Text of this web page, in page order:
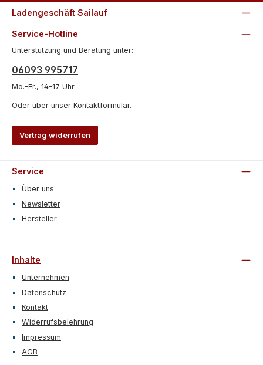
Service-Hotline
Unterstützung und Beratung unter:
06093 995717
Mo.-Fr., 14-17 Uhr
Oder über unser Kontaktformular.
Vertrag widerrufen
Ladengeschäft Sailauf
Service
Über uns
Newsletter
Hersteller
Inhalte
Unternehmen
Datenschutz
Kontakt
Widerrufsbelehrung
Impressum
AGB